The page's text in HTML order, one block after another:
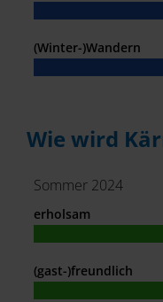
(Winter-)Wandern
Wie wird
Sommer 2024
erholsam
(gast-)freundlich